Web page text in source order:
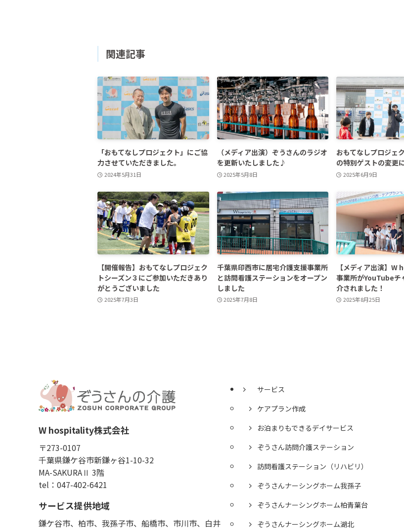
関連記事
「おもてなしプロジェクト」にご協
力させていただきました。
2024年5月31日
（メディア出演）ぞうさんのラジオ
を更新いたしました♪
2025年5月8日
おもてなしプロジェ
の特別ゲストの変更
2025年6月9日
【開催報告】おもてなしプロジェク
トシーズン３にご参加いただきあり
がとうございました
2025年7月3日
千葉県印西市に居宅介護支援事業所
と訪問看護ステーションをオープン
しました
2025年7月8日
【メディア出演】
事業所がYouTubeチ
介されました！
2025年8月25日
W hospitality株式会社
〒273-0107
千葉県鎌ケ谷市新鎌ヶ谷1-10-32
MA-SAKURAⅡ 3階
tel：047-402-6421
サービス提供地域
鎌ケ谷市、柏市、我孫子市、船橋市、市川市、白井
サービス
ケアプラン作成
お泊まりもできるデイサービス
ぞうさん訪問介護ステーション
訪問看護ステーション（リハビリ）
ぞうさんナーシングホーム我孫子
ぞうさんナーシングホーム柏青葉台
ぞうさんナーシングホーム湖北